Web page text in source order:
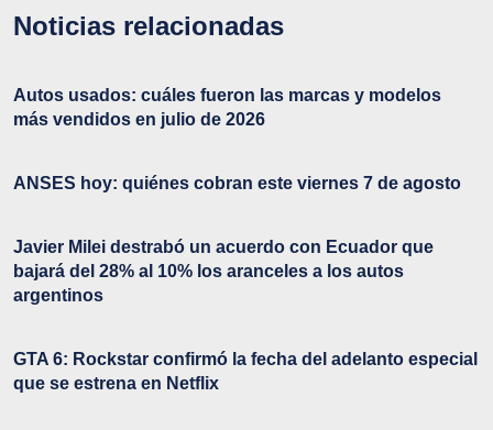
Noticias relacionadas
Autos usados: cuáles fueron las marcas y modelos
más vendidos en julio de 2026
ANSES hoy: quiénes cobran este viernes 7 de agosto
Javier Milei destrabó un acuerdo con Ecuador que
bajará del 28% al 10% los aranceles a los autos
argentinos
GTA 6: Rockstar confirmó la fecha del adelanto especial
que se estrena en Netflix